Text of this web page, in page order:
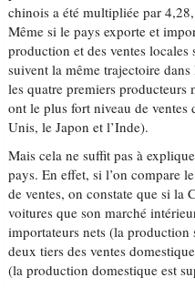
chinois a été multipliée par
Même si le pays exporte et
production et des ventes
suivent la même trajectoire
les quatre premiers
ont le plus fort niveau de ventes
Unis, le Japon et l’Inde).
Mais cela ne suffit pas à
pays. En effet, si l’on compare
de ventes, on constate que si la
voitures que son marché
importateurs nets (la production
deux tiers des ventes
(la production domestique est